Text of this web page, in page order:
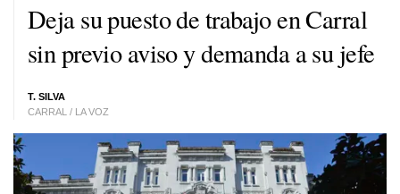
Deja su puesto de trabajo en Carral
sin previo aviso y demanda a su jefe
T. SILVA
CARRAL / LA VOZ